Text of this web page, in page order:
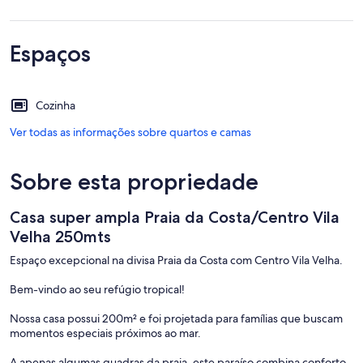
Espaços
Cozinha
Ver todas as informações sobre quartos e camas
Sobre esta propriedade
Casa super ampla Praia da Costa/Centro Vila
Velha 250mts
Espaço excepcional na divisa Praia da Costa com Centro Vila Velha.
Bem-vindo ao seu refúgio tropical!
Nossa casa possui 200m² e foi projetada para famílias que buscam
momentos especiais próximos ao mar.